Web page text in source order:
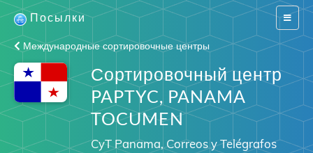
Switch
Посылки
Международные сортировочные центры
Сортировочный центр
PAPTYC, PANAMA
TOCUMEN
CyT Panama, Correos y Telégrafos